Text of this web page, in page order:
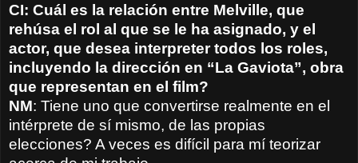
CI: Cuál es la relación entre Melville, que
rehúsa el rol al que se le ha asignado, y el
actor, que desea interpreter todos los roles,
incluyendo la dirección en “La Gaviota”, obra
que representan en el film?
NM: Tiene uno que convertirse realmente en el
intérprete de sí mismo, de las propias
elecciones? A veces es difícil para mí teorizar